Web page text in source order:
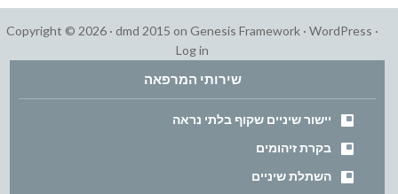
Copyright © 2026 · dmd 2015 on Genesis Framework · WordPress ·
Log in
שירותי המרפאה
יישור שיניים שקוף בלתי נראה
בקרת זיהומים
השתלת שיניים